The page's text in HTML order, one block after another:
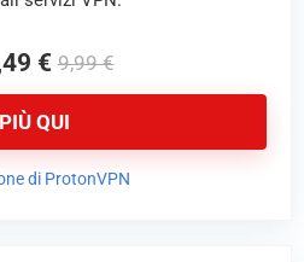
€ 9,99 €
PIÙ QUI
di ProtonVPN